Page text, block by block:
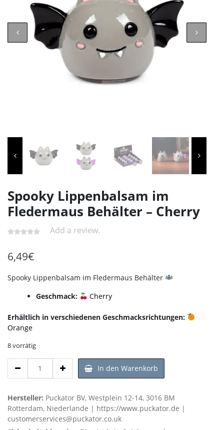
Spooky Lippenbalsam im
Fledermaus Behälter – Cherry
Add a review.
6,49€
Spooky Lippenbalsam im Fledermaus Behälter
Geschmack:
Cherry
Erhältlich in verschiedenen Geschmacksrichtungen:
Orange
8 vorrätig
Lippenbalsam
Fledermaus
Behälter
-
In den Warenkorb
Hersteller: Puckator BV, Westplein 12-14, 3016 BM
Rotterdam, Niederlande | https://www.puckator.de |
customerservices@puckator.co.uk